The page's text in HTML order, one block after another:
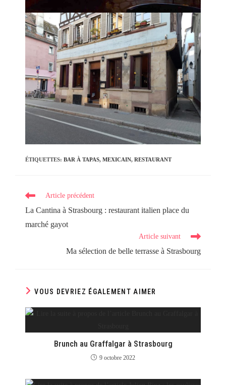
ÉTIQUETTES: BAR À TAPAS, MEXICAIN, RESTAURANT
Read
articles
Article précédent
La Cantina à Strasbourg : restaurant italien place du
marché gayot
Article suivant
Ma sélection de belle terrasse à Strasbourg
VOUS DEVRIEZ ÉGALEMENT AIMER
Brunch au Graffalgar à Strasbourg
9 octobre 2022